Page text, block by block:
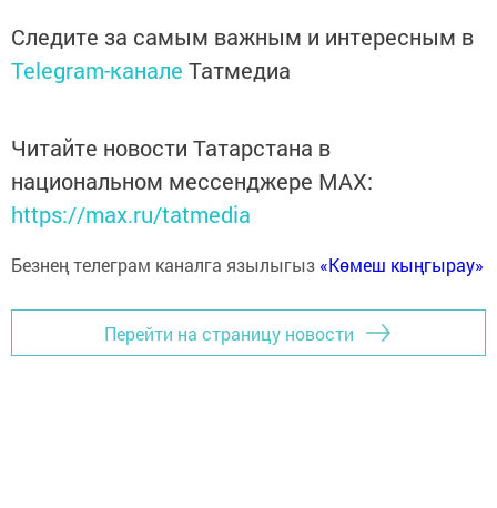
Следите за самым важным и интересным в
Telegram-канале Татмедиа
Читайте новости Татарстана в
национальном мессенджере MАХ:
https://max.ru/tatmedia
Безнең телеграм каналга язылыгыз «Көмеш кыңгырау»
Перейти на страницу новости